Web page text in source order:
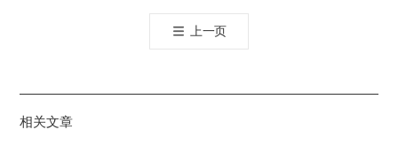
톡
공
기
上一页
相关文章